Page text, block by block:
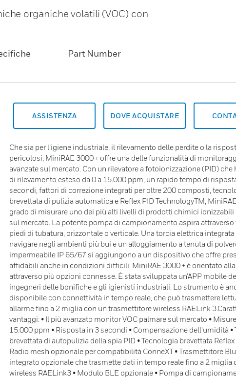
organiche volatili (VOC) con
Part Number
ASSISTENZA DOVE ACQUISTARE
Che sia per l’igiene industriale, il rilevamento delle perdite o la
pericolosi, MiniRAE 3000 + offre una delle funzionalità di
avanzate sul mercato. Con un rilevatore a fotoionizzazione (PID) che
di rilevamento esteso da 0 a 15.000 ppm, un rapido tempo di
secondi, fattori di correzione integrati per oltre 200 composti,
brevettata di pulizia automatica e Reflex PID TechnologyTM,
grado di misurare uno dei più alti livelli di prodotti chimici
sul mercato. La potente pompa di campionamento aspira attraverso
piedi di tubatura, orizzontale o verticale. Una torcia elettrica integrata
navigare negli ambienti più bui e un alloggiamento a tenuta di
impermeabile IP 65/67 si aggiungono a un dispositivo che offre
affidabili anche in condizioni difficili. MiniRAE 3000 + è orientato
attraverso più opzioni connesse. È stata sviluppata un’APP mobile
ingegneri delle bonifiche e gli igienisti industriali. Lo strumento è
disponibile con connettività in tempo reale, che può trasmettere
allarme fino a 2 miglia con un trasmettitore wireless RAELink
vantaggi: • Il più avanzato monitor VOC palmare sul mercato •
15.000 ppm • Risposta in 3 secondi • Compensazione dell'umidità •
brevettata di autopulizia della spia PID • Tecnologia brevettata Reflex
Radio mesh opzionale per compatibilità ConneXT • Trasmettitore
integrato opzionale che trasmette dati in tempo reale fino a 2 miglia
wireless RAELink3 • Modulo BLE opzionale • Pompa di